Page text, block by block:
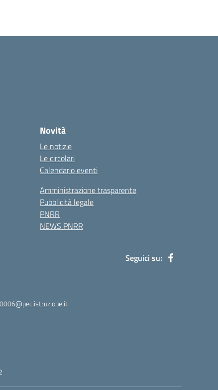
Novità
Le notizie
Le circolari
Calendario eventi
Amministrazione trasparente
Pubblicità legale
PNRR
NEWS PNRR
Seguici su: